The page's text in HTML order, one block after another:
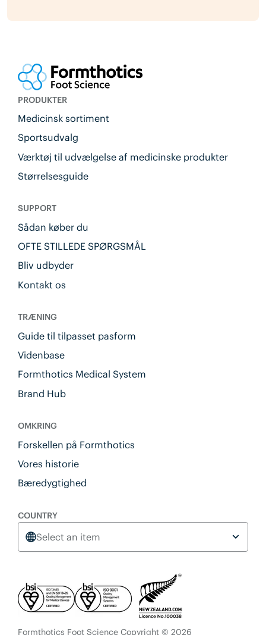
PRODUKTER
Medicinsk sortiment
Sportsudvalg
Værktøj til udvælgelse af medicinske produkter
Størrelsesguide
SUPPORT
Sådan køber du
OFTE STILLEDE SPØRGSMÅL
Bliv udbyder
Kontakt os
TRÆNING
Guide til tilpasset pasform
Videnbase
Formthotics Medical System
Brand Hub
OMKRING
Forskellen på Formthotics
Vores historie
Bæredygtighed
COUNTRY
Select an item
Formthotics Foot Science Copyright © 2026